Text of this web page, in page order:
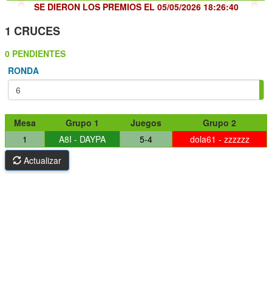
SE DIERON LOS PREMIOS EL 05/05/2026 18:26:40
1 CRUCES
0 PENDIENTES
RONDA
Mesa Grupo 1 Juegos
Grupo 2
1
A8I - DAYPA 5-4
dola61 - zzzzzz
Actualizar